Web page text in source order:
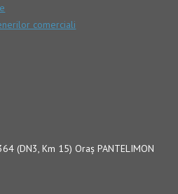
comerciali
(DN3, Km 15) Oraş PANTELIMON